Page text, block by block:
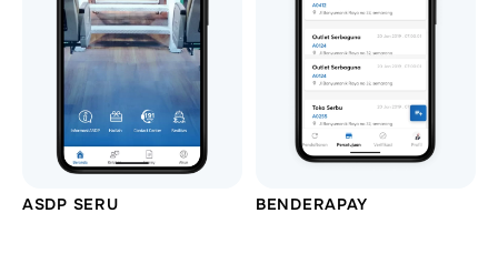
ASDP SERU BENDERAPAY